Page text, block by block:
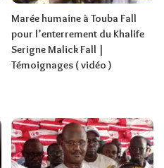
Marée humaine à Touba Fall
pour l’enterrement du Khalife
Serigne Malick Fall |
Témoignages ( vidéo )